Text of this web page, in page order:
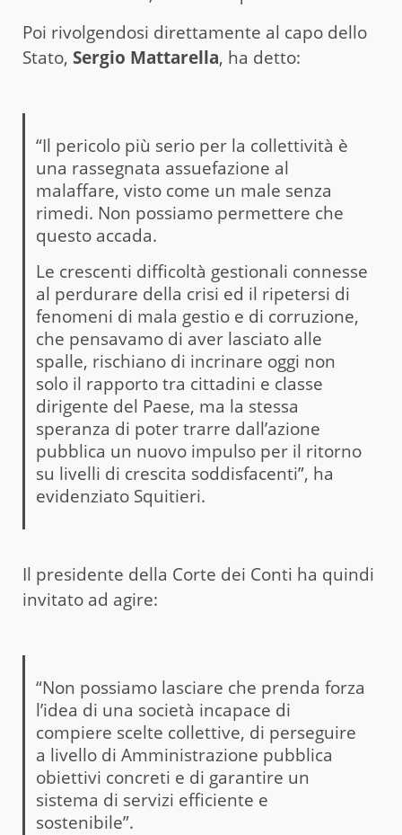
Poi rivolgendosi direttamente al capo dello
Stato, Sergio Mattarella, ha detto:
“Il pericolo più serio per la collettività è
una rassegnata assuefazione al
malaffare, visto come un male senza
rimedi. Non possiamo permettere che
questo accada.
Le crescenti difficoltà gestionali connesse
al perdurare della crisi ed il ripetersi di
fenomeni di mala gestio e di corruzione,
che pensavamo di aver lasciato alle
spalle, rischiano di incrinare oggi non
solo il rapporto tra cittadini e classe
dirigente del Paese, ma la stessa
speranza di poter trarre dall’azione
pubblica un nuovo impulso per il ritorno
su livelli di crescita soddisfacenti”, ha
evidenziato Squitieri.
Il presidente della Corte dei Conti ha quindi
invitato ad agire:
“Non possiamo lasciare che prenda forza
l’idea di una società incapace di
compiere scelte collettive, di perseguire
a livello di Amministrazione pubblica
obiettivi concreti e di garantire un
sistema di servizi efficiente e
sostenibile”.